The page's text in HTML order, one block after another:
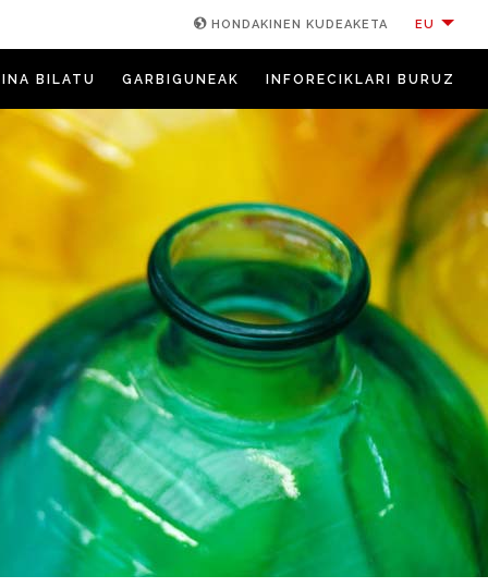
HONDAKINEN KUDEAKETA EU
BILATU GARBIGUNEAK INFORECIKLARI BURUZ